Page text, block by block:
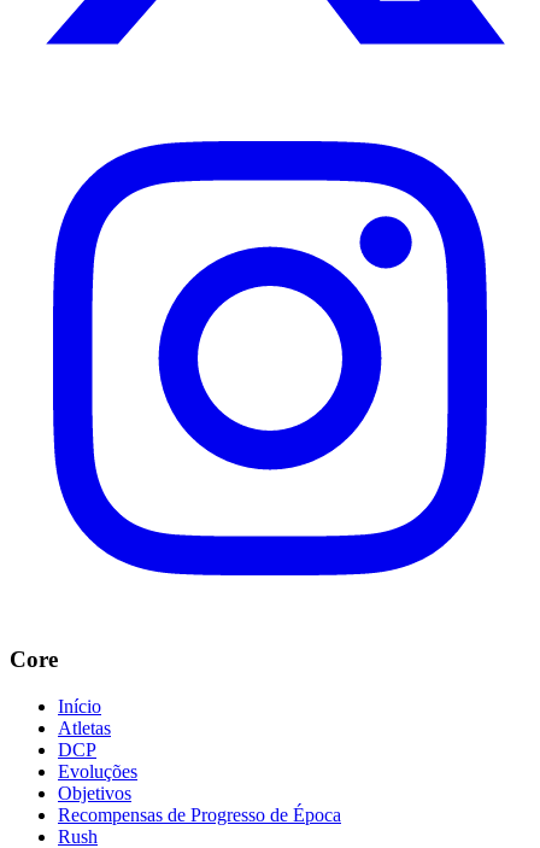
Core
Início
Atletas
DCP
Evoluções
Objetivos
Recompensas de Progresso de Época
Rush